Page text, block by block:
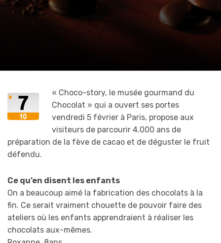
« Choco-story, le musée gourmand du
Chocolat » qui a ouvert ses portes
vendredi 5 février à Paris, propose aux
visiteurs de parcourir 4.000 ans de
préparation de la fève de cacao et de déguster le fruit
défendu.
Ce qu’en disent les enfants
On a beaucoup aimé la fabrication des chocolats à la
fin. Ce serait vraiment chouette de pouvoir faire des
ateliers où les enfants apprendraient à réaliser les
chocolats aux-mêmes.